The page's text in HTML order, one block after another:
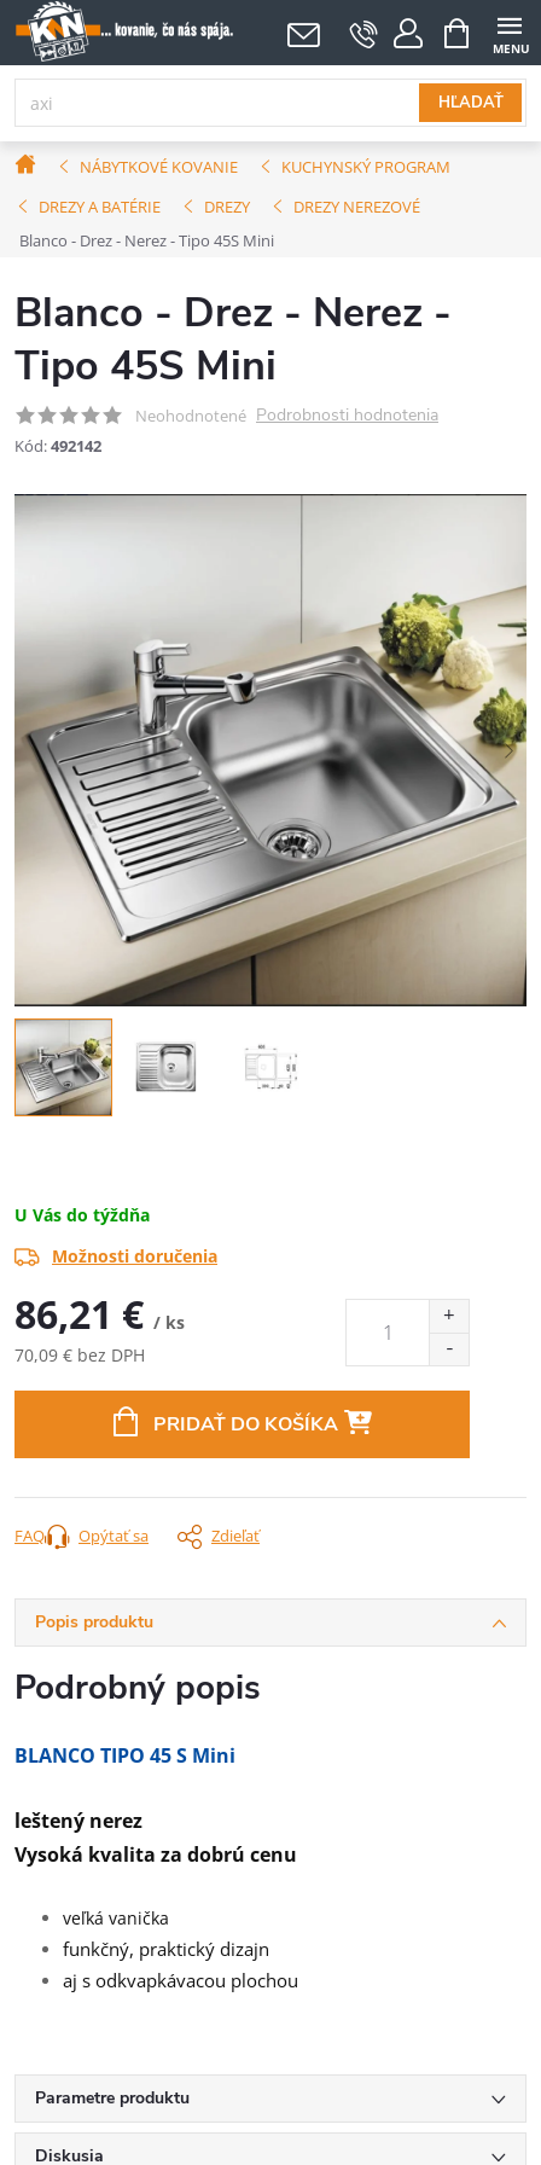
Prejsť
na
obsah
HĽADAŤ
NÁKUPNÝ
KOŠÍK
DomovNÁBYTKOVÉ KOVANIE
KUCHYNSKÝ PROGRAM
DREZY A BATÉRIE
DREZY
DREZY NEREZOVÉ
Blanco - Drez - Nerez - Tipo 45S Mini
Blanco - Drez - Nerez -
Tipo 45S Mini
Neohodnotené Podrobnosti hodnotenia
Kód:492142
U Vás do týždňa
Možnosti doručenia
86,21 € / ks
70,09 € bez DPH
PRIDAŤ DO KOŠÍKA
Opýtať sa Zdieľať
FAQ
Popis produktu
Podrobný popis
BLANCO TIPO 45 S Mini
leštený nerez
Vysoká kvalita za dobrú cenu
veľká vanička
funkčný, praktický dizajn
aj s odkvapkávacou plochou
Parametre produktu
Diskusia